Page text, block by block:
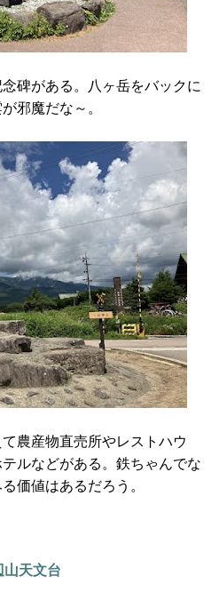
碑がある。八ヶ岳をバックに
邪魔だな～。
農産物直売所やレストハウ
ルなどがある。鉄ちゃんでな
価値はあるだろう。
山天文台